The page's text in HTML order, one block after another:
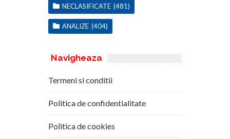
NECLASIFICATE (481)
ANALIZE (404)
Navigheaza
Termeni si conditii
Politica de confidentialitate
Politica de cookies